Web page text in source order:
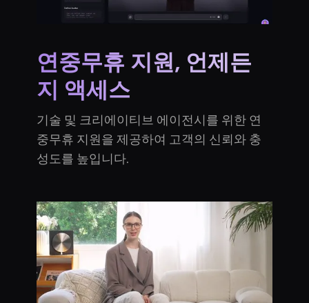
연중무휴 지원, 언제든
지 액세스
기술 및 크리에이티브 에이전시를 위한 연
중무휴 지원을 제공하여 고객의 신뢰와 충
성도를 높입니다.